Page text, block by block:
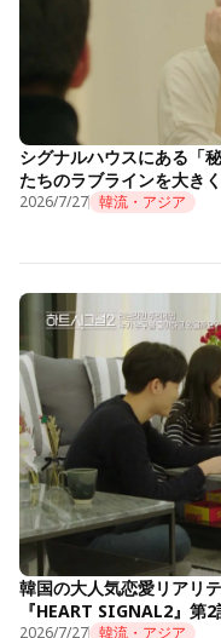
シグナルハウスにある「
たちのラブラインを大き
2026/7/27 韓流・アジア
韓国の大人気恋愛リアリ
『HEART SIGNAL2』第2
2026/7/27 韓流・アジア